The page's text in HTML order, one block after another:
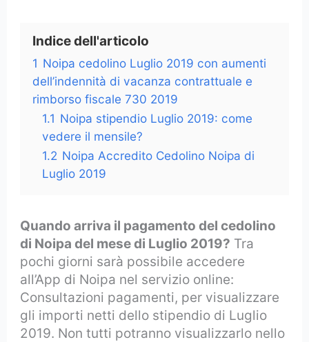
Indice dell'articolo
1 Noipa cedolino Luglio 2019 con aumenti
dell’indennità di vacanza contrattuale e
rimborso fiscale 730 2019
1.1 Noipa stipendio Luglio 2019: come
vedere il mensile?
1.2 Noipa Accredito Cedolino Noipa di
Luglio 2019
Quando arriva il pagamento del cedolino
di Noipa del mese di Luglio 2019? Tra
pochi giorni sarà possibile accedere
all’App di Noipa nel servizio online:
Consultazioni pagamenti, per visualizzare
gli importi netti dello stipendio di Luglio
2019. Non tutti potranno visualizzarlo nello